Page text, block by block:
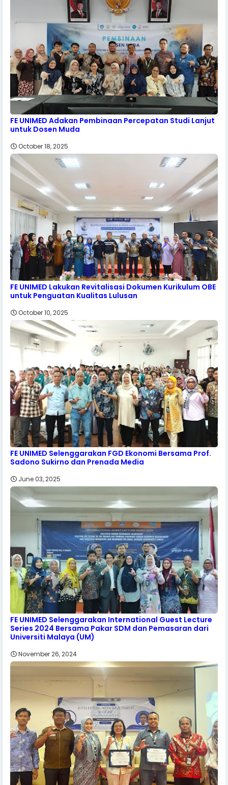
FE UNIMED Adakan Pembinaan Percepatan Studi Lanjut
untuk Dosen Muda
October 18, 2025
FE UNIMED Lakukan Revitalisasi Dokumen Kurikulum OBE
untuk Penguatan Kualitas Lulusan
October 10, 2025
FE UNIMED Selenggarakan FGD Ekonomi Bersama Prof.
Sadono Sukirno dan Prenada Media
June 03, 2025
FE UNIMED Selenggarakan International Guest Lecture
Series 2024 Bersama Pakar SDM dan Pemasaran dari
Universiti Malaya (UM)
November 26, 2024